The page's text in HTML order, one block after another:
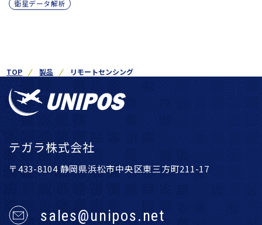
衛星データ解析
TOP 製品 リモートセンシング
テガラ株式会社
〒433-8104 静岡県浜松市中央区東三方町211-17
sales@unipos.net